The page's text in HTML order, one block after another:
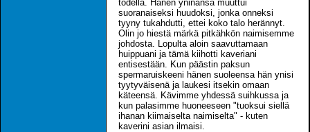
todella. Hänen yninänsä muuttui
suoranaiseksi huudoksi, jonka onneksi
tyyny tukahdutti, ettei koko talo herännyt.
Olin jo hiestä märkä pitkähkön naimisemme
johdosta. Lopulta aloin saavuttamaan
huippuani ja tämä kiihotti kaveriani
entisestään. Kun päästin paksun
spermaruiskeeni hänen suoleensa hän ynisi
tyytyväisenä ja laukesi itsekin omaan
käteensä. Kävimme yhdessä suihkussa ja
kun palasimme huoneeseen "tuoksui siellä
ihanan kiimaiselta naimiselta" - kuten
kaverini asian ilmaisi.